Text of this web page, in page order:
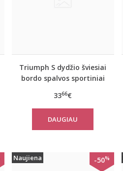
Triumph S dydžio šviesiai
bordo spalvos sportiniai
women move FLOW Tank
Top
3366€
DAUGIAU
Naujiena -50%